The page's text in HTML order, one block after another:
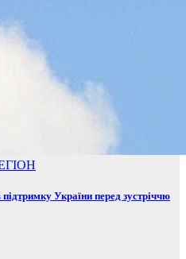
України перед зустріччю